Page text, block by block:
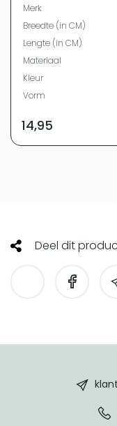
Merk
Breedte (in CM)
Lengte (in CM)
Materiaal
Kleur
Vorm
14,95
Deel dit